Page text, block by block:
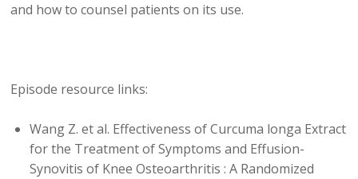
and how to counsel patients on its use.
Episode resource links:
Wang Z. et al. Effectiveness of Curcuma longa Extract
for the Treatment of Symptoms and Effusion-
Synovitis of Knee Osteoarthritis : A Randomized